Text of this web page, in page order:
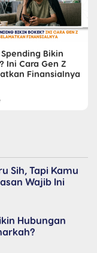
Bikin
Ini Cara Gen Z
Finansialnya
Sih, Tapi Kamu
Wajib Ini
Hubungan